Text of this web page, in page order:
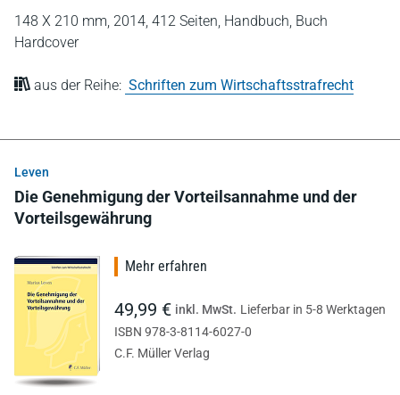
148 X 210 mm, 2014, 412 Seiten, Handbuch, Buch
Hardcover
aus der Reihe: Schriften zum Wirtschaftsstrafrecht
Leven
Die Genehmigung der Vorteilsannahme und der
Vorteilsgewährung
Mehr erfahren
49,99 € inkl. MwSt. Lieferbar in 5-8 Werktagen
ISBN 978-3-8114-6027-0
C.F. Müller Verlag